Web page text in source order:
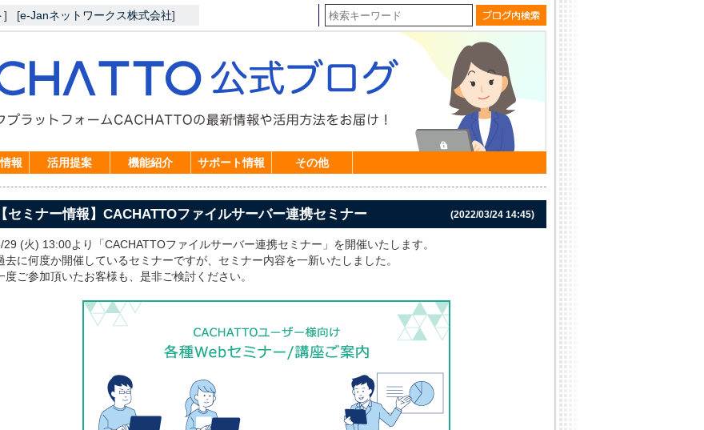
] [e-Janネットワークス株式会社]
報 活用提案 機能紹介 サポート情報 その他
(2022/03/24 14:45)
【セミナー情報】CACHATTOファイルサーバー連携セミナー
29 (火) 13:00より「CACHATTOファイルサーバー連携セミナー」を開催いたします。
去に何度か開催しているセミナーですが、セミナー内容を一新いたしました。
度ご参加頂いたお客様も、是非ご検討ください。